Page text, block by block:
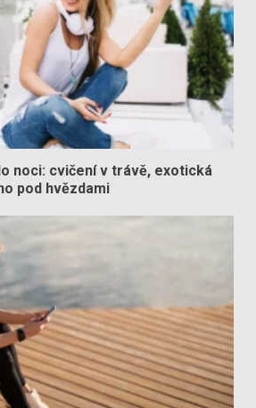
noci: cvičení v trávě, exotická
pod hvězdami